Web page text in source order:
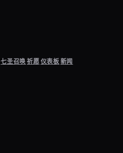
七圣召唤祈愿仪表板新闻